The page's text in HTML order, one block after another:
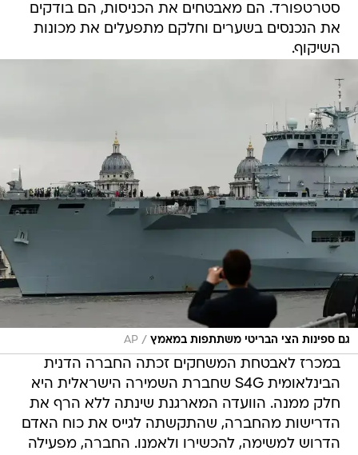
סטרטפורד. הם מאבטחים את הכניסות, הם בודקים
את הנכנסים בשערים וחלקם מתפעלים את מכונות
השיקוף.
גם ספינות הצי הבריטי משתתפות במאמץ /
AP
במכרז לאבטחת המשחקים זכתה החברה הדנית
הבינלאומית S4G שחברת השמירה הישראלית היא
חלק ממנה. הוועדה המארגנת שינתה ללא הרף את
הדרישות מהחברה, שהתקשתה לגייס את כוח האדם
הדרוש למשימה, להכשירו ולאמנו. החברה, מפעילה